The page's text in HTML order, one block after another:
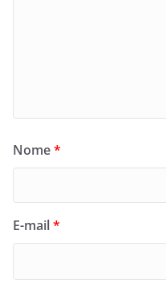
Nome*
E-mail*